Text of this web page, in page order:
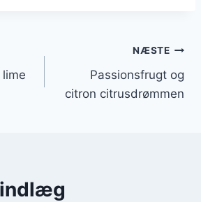
NÆSTE
Passionsfrugt og
citron citrusdrømmen